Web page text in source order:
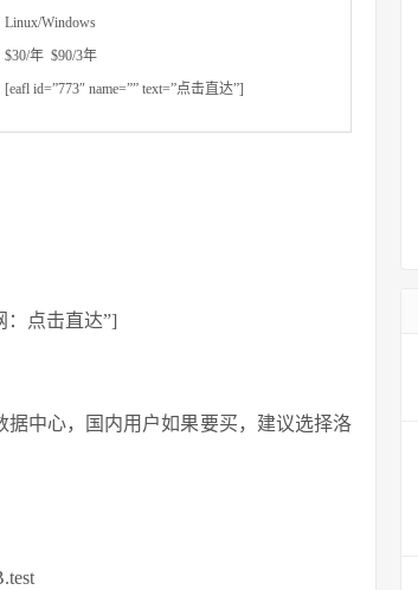
Linux/Windows
$30/年 $90/3年
id=”773″ name=”” text=”点击直达”]
：点击直达”]
据中心，国内用户如果要买，建议选择洛